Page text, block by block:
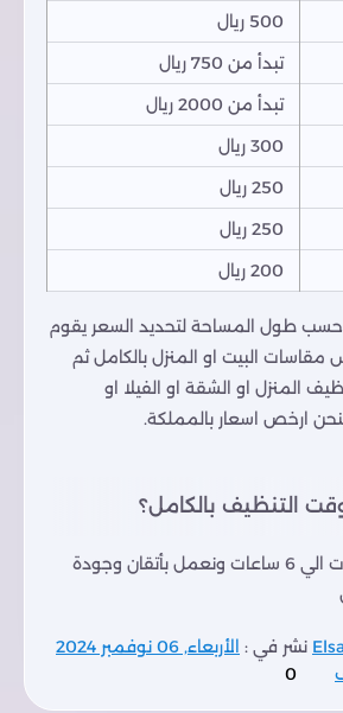
500 ريال
تبدأ من 750 ريال
تبدأ من 2000 ريال
300 ريال
250 ريال
250 ريال
200 ريال
حسب طول المساحة لتحديد السعر يقوم
مقاسات البيت او المنزل بالكامل ثم
المنزل او الشقة او الفيلا او
ارخص اسعار بالمملكة.
التنظيف بالكامل؟
يستغرق من 3 ساعات الي 6 ساعات ونعمل بأتقان وجودة
نشر في : الأربعاء, 06 نوفمبر 2024
0